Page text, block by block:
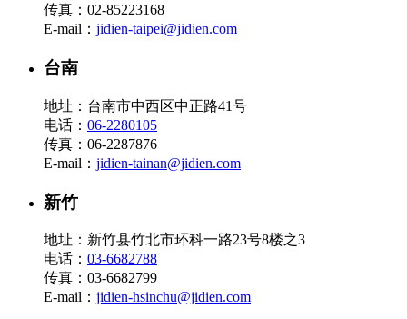
传真：02-85223168
E-mail： jidien-taipei@jidien.com
台南
地址：台南市中西区中正路41号
电话： 06-2280105
传真：06-2287876
E-mail： jidien-tainan@jidien.com
新竹
地址：新竹县竹北市环科一路23号8楼之3
电话： 03-6682788
传真：03-6682799
E-mail： jidien-hsinchu@jidien.com